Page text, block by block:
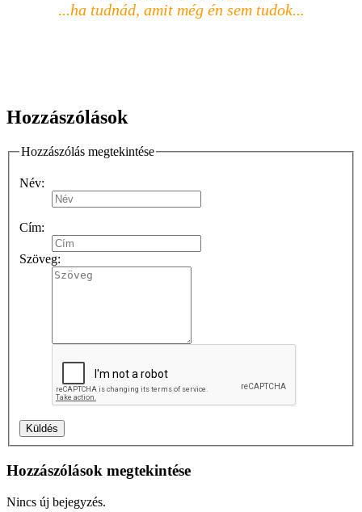
...ha tudnád, amit még én sem tudok...
Hozzászólások
Hozzászólás megtekintése
Név:
Cím:
Szöveg:
Hozzászólások megtekintése
Nincs új bejegyzés.